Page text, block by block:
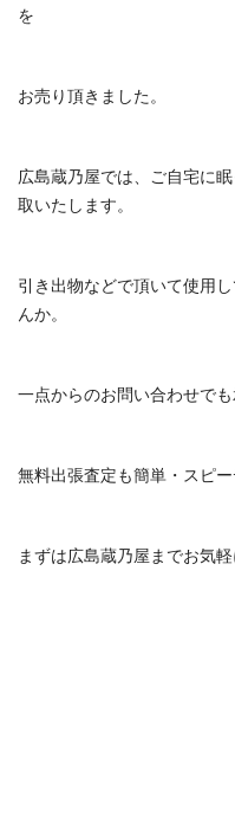
を
お売り頂きました。
広島蔵乃屋では、ご自宅に
取いたします。
引き出物などで頂いて使用
んか。
一点からのお問い合わせでも
無料出張査定も簡単・スピー
まずは広島蔵乃屋までお気